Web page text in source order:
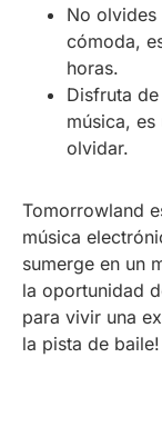
No
cómoda,
horas.
Disfruta
música,
olvidar.
Tomorrowland
música
sumerge en un
la oportunidad
para vivir una
la pista de baile!